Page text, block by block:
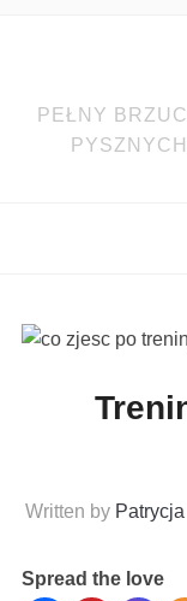
PEŁNY
Written by Patrycja
Spread the love